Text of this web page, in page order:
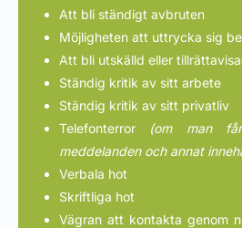
Att bli ständigt avbruten
Möjligheten att uttrycka sig
Att bli utskälld eller
Ständig kritik av sitt arbete
Ständig kritik av sitt privatliv
Telefonterror (om man
meddelanden och annat
Verbala hot
Skriftliga hot
Vägran att kontakta genom